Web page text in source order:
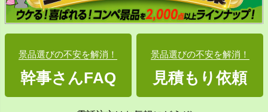
景品選びの不安を解消！
幹事さんFAQ
景品選びの不安を解消！
見積もり依頼